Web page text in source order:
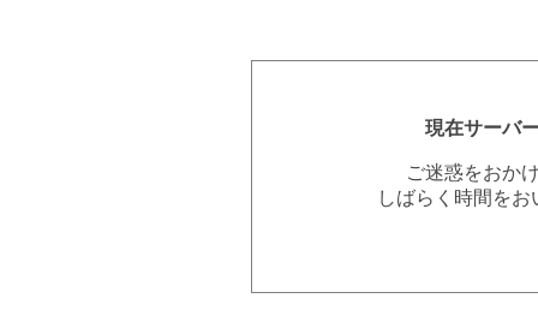
現在サーバ
ご迷惑をおか
しばらく時間を